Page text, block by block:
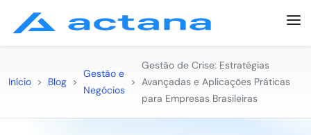
Início > Blog >
Gestão e
Negócios
>
Gestão de Crise: Estratégias
Avançadas e Aplicações Práticas
para Empresas Brasileiras